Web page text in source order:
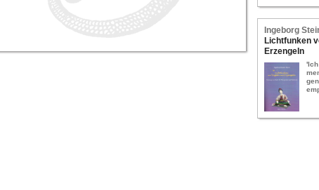
In­ge­borg
Licht­fun­ken
Erz­en­geln